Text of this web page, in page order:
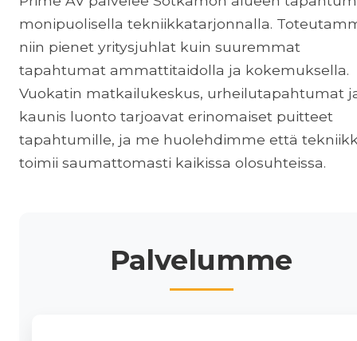
monipuolisella tekniikkatarjonnalla.
niin pienet yritysjuhlat kuin suuremmat
tapahtumat ammattitaidolla ja kokemuksella.
Vuokatin matkailukeskus, urheilutapahtumat
kaunis luonto tarjoavat erinomaiset puitteet
tapahtumille, ja me huolehdimme että
toimii saumattomasti kaikissa olosuhteissa.
Palvelumme